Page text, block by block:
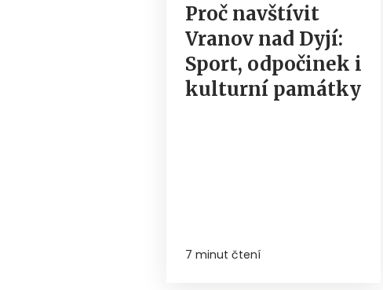
Proč navštívit
Vranov nad Dyjí:
Sport, odpočinek i
kulturní památky
7 minut čtení